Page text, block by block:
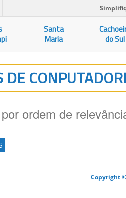
Santa
Maria
do Sul
ordem de
Copyright ©